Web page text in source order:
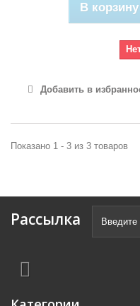
В корзину
Добавить в
Показано 1 - 3 из 3 товаров
Рассылка